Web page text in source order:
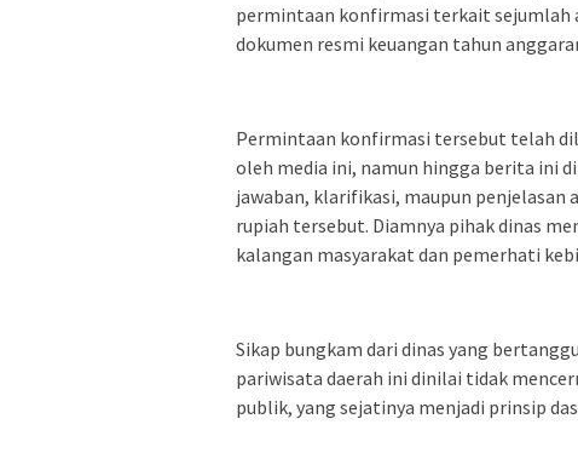
permintaan konfirmasi terkait sejumlah
dokumen resmi keuangan tahun
Permintaan konfirmasi tersebut telah
oleh media ini, namun hingga berita ini
jawaban, klarifikasi, maupun
rupiah tersebut. Diamnya pihak dinas
kalangan masyarakat dan pemerhati
Sikap bungkam dari dinas yang
pariwisata daerah ini dinilai tidak
publik, yang sejatinya menjadi prinsip